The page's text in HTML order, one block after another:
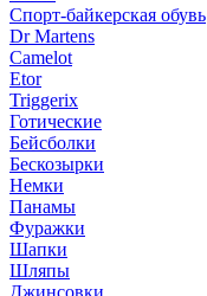
Спорт-байкерская обувь
Dr Martens
Camelot
Etor
Triggerix
Готические
Бейсболки
Бескозырки
Немки
Панамы
Фуражки
Шапки
Шляпы
Джинсовки